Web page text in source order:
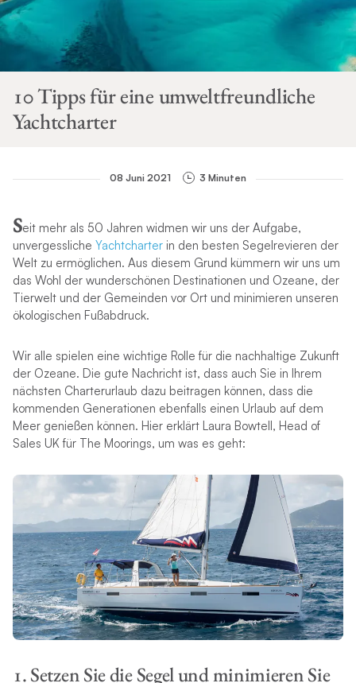
10 Tipps für eine umweltfreundliche
Yachtcharter
08 Juni 2021 3 Minuten
Seit mehr als 50 Jahren widmen wir uns der Aufgabe,
unvergessliche Yachtcharterin den besten Segelrevieren der
Welt zu ermöglichen. Aus diesem Grund kümmern wir uns um
das Wohl der wunderschönen Destinationen und Ozeane, der
Tierwelt und der Gemeinden vor Ort und minimieren unseren
ökologischen Fußabdruck.
Wir alle spielen eine wichtige Rolle für die nachhaltige Zukunft
der Ozeane. Die gute Nachricht ist, dass auch Sie in Ihrem
nächsten Charterurlaub dazu beitragen können, dass die
kommenden Generationen ebenfalls einen Urlaub auf dem
Meer genießen können. Hier erklärt Laura Bowtell, Head of
Sales UK für The Moorings, um was es geht:
1. Setzen Sie die Segel und minimieren Sie